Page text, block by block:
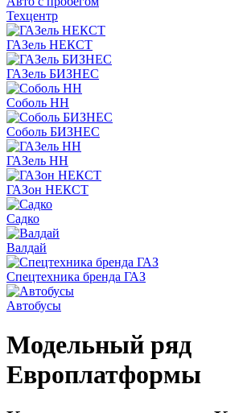
Техцентр
ГАЗель НЕКСТ
ГАЗель БИЗНЕС
Соболь НН
Соболь БИЗНЕС
ГАЗель НН
ГАЗон НЕКСТ
Садко
Валдай
Спецтехника бренда ГАЗ
Автобусы
Модельный ряд
Европлатформы